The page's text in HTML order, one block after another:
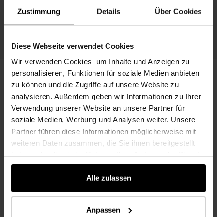
Zustimmung Details Über Cookies
Diese Webseite verwendet Cookies
Wir verwenden Cookies, um Inhalte und Anzeigen zu
personalisieren, Funktionen für soziale Medien anbieten
zu können und die Zugriffe auf unsere Website zu
analysieren. Außerdem geben wir Informationen zu Ihrer
Verwendung unserer Website an unsere Partner für
soziale Medien, Werbung und Analysen weiter. Unsere
Partner führen diese Informationen möglicherweise mit
weiteren Daten zusammen, die Sie ihnen bereitgestellt
gesammelt haben.
Alle zulassen
Anpassen
SOSTENIBILIDAD EN KAINDL